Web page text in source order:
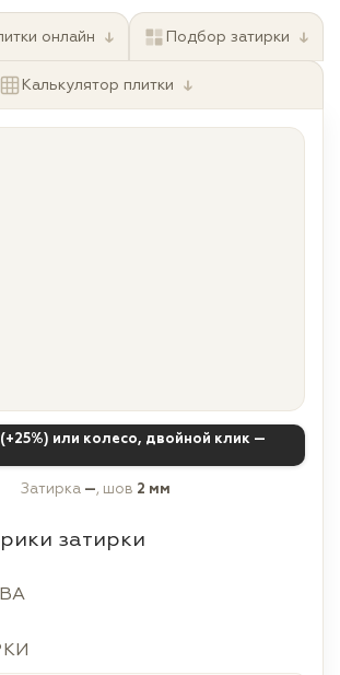
онлайн ↓ Подбор затирки ↓
Калькулятор плитки ↓
или колесо, двойной клик —
Затирка —, шов 2 мм
затирки